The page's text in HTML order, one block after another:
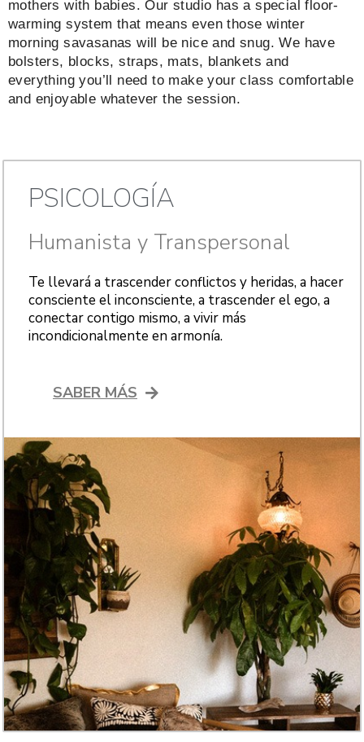
mothers with babies. Our studio has a special floor-
warming system that means even those winter
morning savasanas will be nice and snug. We have
bolsters, blocks, straps, mats, blankets and
everything you’ll need to make your class comfortable
and enjoyable whatever the session.
PSICOLOGÍA
Humanista y Transpersonal
Te llevará a trascender conflictos y heridas, a hacer
consciente el inconsciente, a trascender el ego, a
conectar contigo mismo, a vivir más
incondicionalmente en armonía.
SABER MÁS